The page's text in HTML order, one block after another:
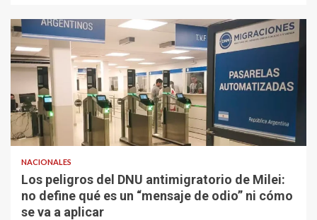
NACIONALES
Los peligros del DNU antimigratorio de Milei:
no define qué es un “mensaje de odio” ni cómo
se va a aplicar